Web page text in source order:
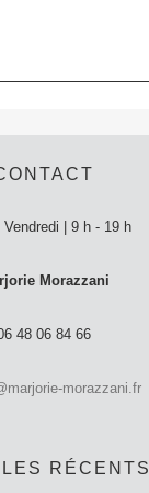
Vendredi | 9 h - 19 h
Morazzani
48 06 84 66
morazzani.fr
RÉCENTS